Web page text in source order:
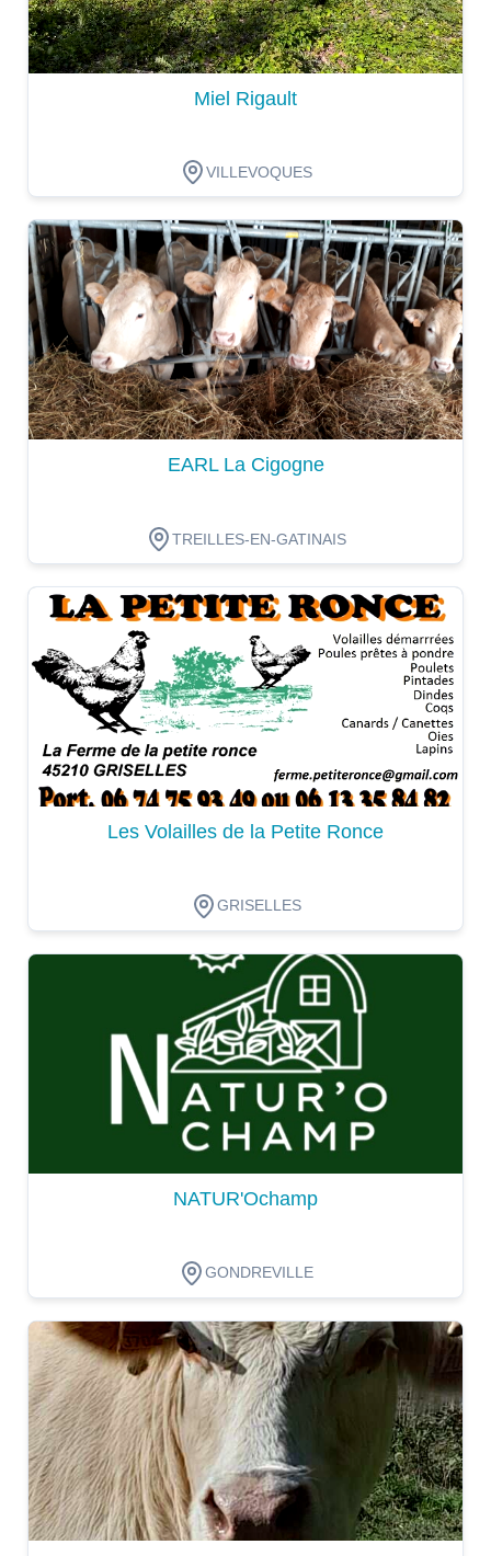
Miel Rigault
VILLEVOQUES
Dégustation
EARL La Cigogne
TREILLES-EN-GATINAIS
Dégustation
Les Volailles de la Petite Ronce
GRISELLES
NATUR'Ochamp
GONDREVILLE
Dégustation